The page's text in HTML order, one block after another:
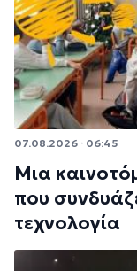
07.08.2026 · 06:45
Μια
που
τεχνολογία